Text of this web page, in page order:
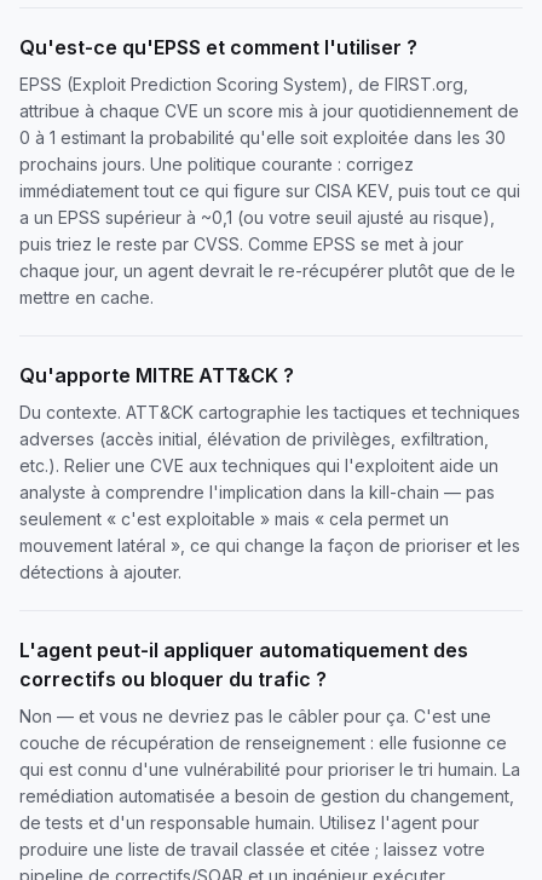
Qu'est-ce qu'EPSS et comment l'utiliser ?
EPSS (Exploit Prediction Scoring System), de FIRST.org,
attribue à chaque CVE un score mis à jour quotidiennement de
0 à 1 estimant la probabilité qu'elle soit exploitée dans les 30
prochains jours. Une politique courante : corrigez
immédiatement tout ce qui figure sur CISA KEV, puis tout ce qui
a un EPSS supérieur à ~0,1 (ou votre seuil ajusté au risque),
puis triez le reste par CVSS. Comme EPSS se met à jour
chaque jour, un agent devrait le re-récupérer plutôt que de le
mettre en cache.
Qu'apporte MITRE ATT&CK ?
Du contexte. ATT&CK cartographie les tactiques et techniques
adverses (accès initial, élévation de privilèges, exfiltration,
etc.). Relier une CVE aux techniques qui l'exploitent aide un
analyste à comprendre l'implication dans la kill-chain — pas
seulement « c'est exploitable » mais « cela permet un
mouvement latéral », ce qui change la façon de prioriser et les
détections à ajouter.
L'agent peut-il appliquer automatiquement des
correctifs ou bloquer du trafic ?
Non — et vous ne devriez pas le câbler pour ça. C'est une
couche de récupération de renseignement : elle fusionne ce
qui est connu d'une vulnérabilité pour prioriser le tri humain. La
remédiation automatisée a besoin de gestion du changement,
de tests et d'un responsable humain. Utilisez l'agent pour
produire une liste de travail classée et citée ; laissez votre
pipeline de correctifs/SOAR et un ingénieur exécuter.